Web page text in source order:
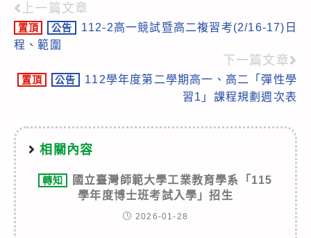
Read
more
上一篇文章
置頂 公告
112-2高一競試暨高二複習考(2/16-17)日
程、範圍
下一篇文章
置頂 公告
112學年度第二學期高一、高二「彈性學
習1」課程規劃週次表
相關內容
轉知
國立臺灣師範大學工業教育學系「115
學年度博士班考試入學」招生
2026-01-28